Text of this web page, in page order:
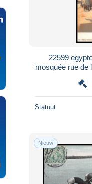
22599
mosquée rue de
Statuut
Nieuw